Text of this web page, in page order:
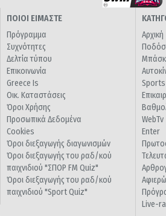
ΠΟΙΟΙ ΕΙΜΑΣΤΕ
Πρόγραμμα
Συχνότητες
Δελτία τύπου
Επικοινωνία
Greece Is
Οικ. Καταστάσεις
Όροι Χρήσης
Προσωπικά Δεδομένα
Cookies
Όροι διεξαγωγής διαγωνισμών
Όροι διεξαγωγής του ραδ/κού
παιχνιδιού "ΣΠΟΡ FM Quiz"
Όροι διεξαγωγής του ραδ/κού
παιχνιδιού "Sport Quiz"
Αρχική
Sports
WebTv
Enter
Live-